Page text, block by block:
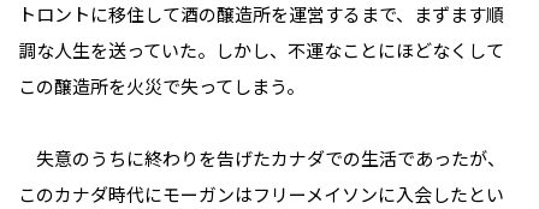
トロントに移住して酒の醸造所を運営するまで、まずます順
調な人生を送っていた。しかし、不運なことにほどなくして
この醸造所を火災で失ってしまう。
失意のうちに終わりを告げたカナダでの生活であったが、
このカナダ時代にモーガンはフリーメイソンに入会したとい